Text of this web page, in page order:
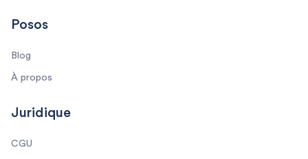
Posos
Blog
À propos
Juridique
CGU